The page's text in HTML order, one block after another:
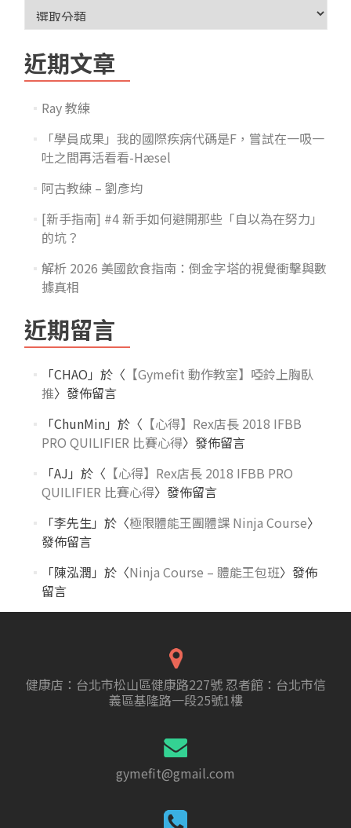
近期文章
Ray 教練
「學員成果」我的國際疾病代碼是F，嘗試在一吸一
吐之間再活看看-Hæsel
阿古教練 – 劉彥均
[新手指南] #4 新手如何避開那些「自以為在努力」
的坑？
解析 2026 美國飲食指南：倒金字塔的視覺衝擊與數
據真相
近期留言
「CHAO 」於〈 【Gymefit 動作教室】啞鈴上胸臥
推〉發佈留言
「ChunMin」於〈 【心得】Rex店長 2018 IFBB
PRO QUILIFIER 比賽心得〉發佈留言
「AJ 」於〈 【心得】Rex店長 2018 IFBB PRO
QUILIFIER 比賽心得〉發佈留言
「李先生」於〈極限體能王團體課 Ninja Course〉
發佈留言
「陳泓潤 」於〈Ninja Course – 體能王包班〉發佈
留言
健康店：台北市松山區健康路227號 忍者館：台北市信
義區基隆路一段25號1樓
gymefit@gmail.com